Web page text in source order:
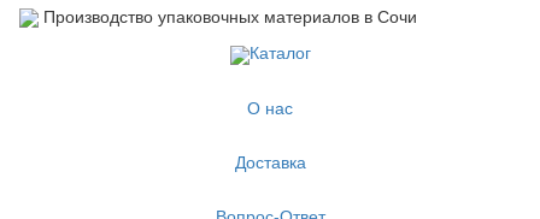
Производство упаковочных материалов в Сочи
Каталог
О нас
Доставка